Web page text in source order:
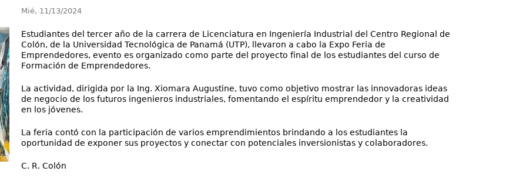
Mié, 11/13/2024
Estudiantes del tercer año de la carrera de Licenciatura en Ingeniería Industrial del Centro Regional de
Colón, de la Universidad Tecnológica de Panamá (UTP), llevaron a cabo la Expo Feria de
Emprendedores, evento es organizado como parte del proyecto final de los estudiantes del curso de
Formación de Emprendedores.
La actividad, dirigida por la Ing. Xiomara Augustine, tuvo como objetivo mostrar las innovadoras ideas
de negocio de los futuros ingenieros industriales, fomentando el espíritu emprendedor y la creatividad
en los jóvenes.
La feria contó con la participación de varios emprendimientos brindando a los estudiantes la
oportunidad de exponer sus proyectos y conectar con potenciales inversionistas y colaboradores.
C. R. Colón